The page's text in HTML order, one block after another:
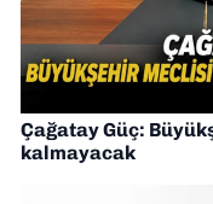
Çağatay Güç:
kalmayacak